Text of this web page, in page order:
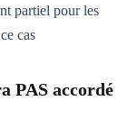
partiel pour les
cas
PAS accordé